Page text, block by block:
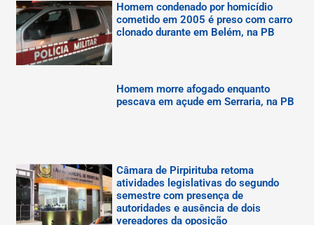
Homem condenado por homicídio
cometido em 2005 é preso com carro
clonado durante em Belém, na PB
Homem morre afogado enquanto
pescava em açude em Serraria, na PB
Câmara de Pirpirituba retoma
atividades legislativas do segundo
semestre com presença de
autoridades e ausência de dois
vereadores da oposição